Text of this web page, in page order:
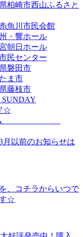
柏崎市西山ふるさと
魚川市民会館
・響ホール
朝日ホール
民センター
磐田市
ま市
藤枝市
SUNDAY
☆
アルバム
月以前のお知らせは
、コチラからいつで
す☆